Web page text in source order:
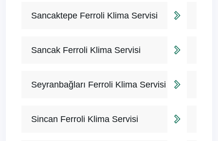
Sancaktepe Ferroli Klima Servisi
Sancak Ferroli Klima Servisi
Seyranbağları Ferroli Klima Servisi
Sincan Ferroli Klima Servisi